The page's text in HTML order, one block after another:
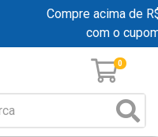
Compre acima de
com o
0